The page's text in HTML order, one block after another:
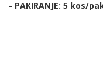
- PAKIRANJE: 5 kos/